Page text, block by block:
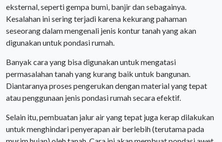
eksternal, seperti gempa bumi, banjir dan sebagainya.
Kesalahan ini sering terjadi karena kekurang pahaman
seseorang dalam mengenali jenis kontur tanah yang akan
digunakan untuk pondasi rumah.
Banyak cara yang bisa digunakan untuk mengatasi
permasalahan tanah yang kurang baik untuk bangunan.
Diantaranya proses pengerukan dengan material yang tepat
atau penggunaan jenis pondasi rumah secara efektif.
Selain itu, pembuatan jalur air yang tepat juga kerap dilakukan
untuk menghindari penyerapan air berlebih (terutama pada